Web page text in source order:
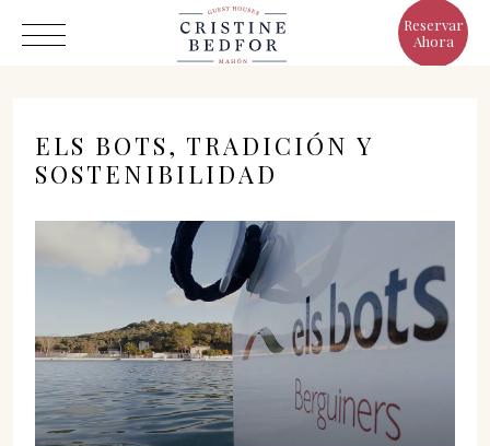
Reservar
Ahora
Habitaciones
Ventajas
El Mundo de Cristine
Galería
ELS BOTS, TRADICIÓN Y
SOSTENIBILIDAD